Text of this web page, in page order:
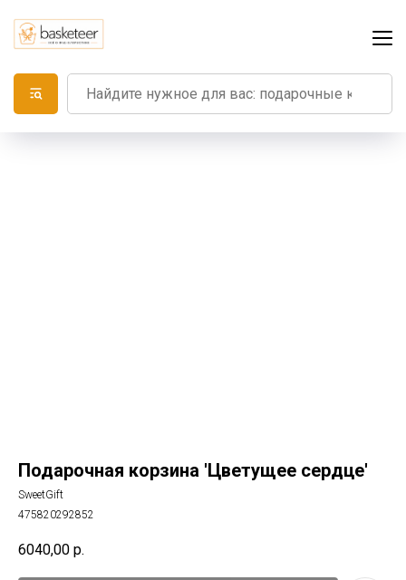
Подарочная корзина 'Цветущее сердце'
SweetGift
475820292852
6040,00 р.